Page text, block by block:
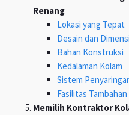
Renang
Lokasi yang Tepat
Desain dan Dimensi
Bahan Konstruksi
Kedalaman Kolam
Sistem
Fasilitas Tambahan
Memilih Kontraktor